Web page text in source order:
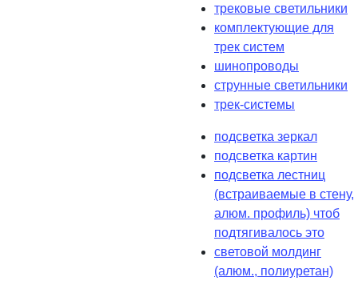
трековые светильники
комплектующие для
трек систем
шинопроводы
струнные светильники
трек-системы
подсветка зеркал
подсветка картин
подсветка лестниц
(встраиваемые в стену,
алюм. профиль) чтоб
подтягивалось это
световой молдинг
(алюм., полиуретан)